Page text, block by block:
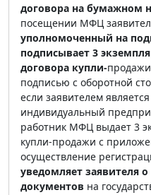
договора на бумажном
посещении МФЦ
уполномоченный на
подписывает 3
договора купли-
подписью с оборотной
если заявителем
индивидуальный
работник МФЦ выдает 3
купли-продажи с
осуществление
уведомляет заявителя
документов на